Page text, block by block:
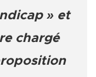
» et
chargé